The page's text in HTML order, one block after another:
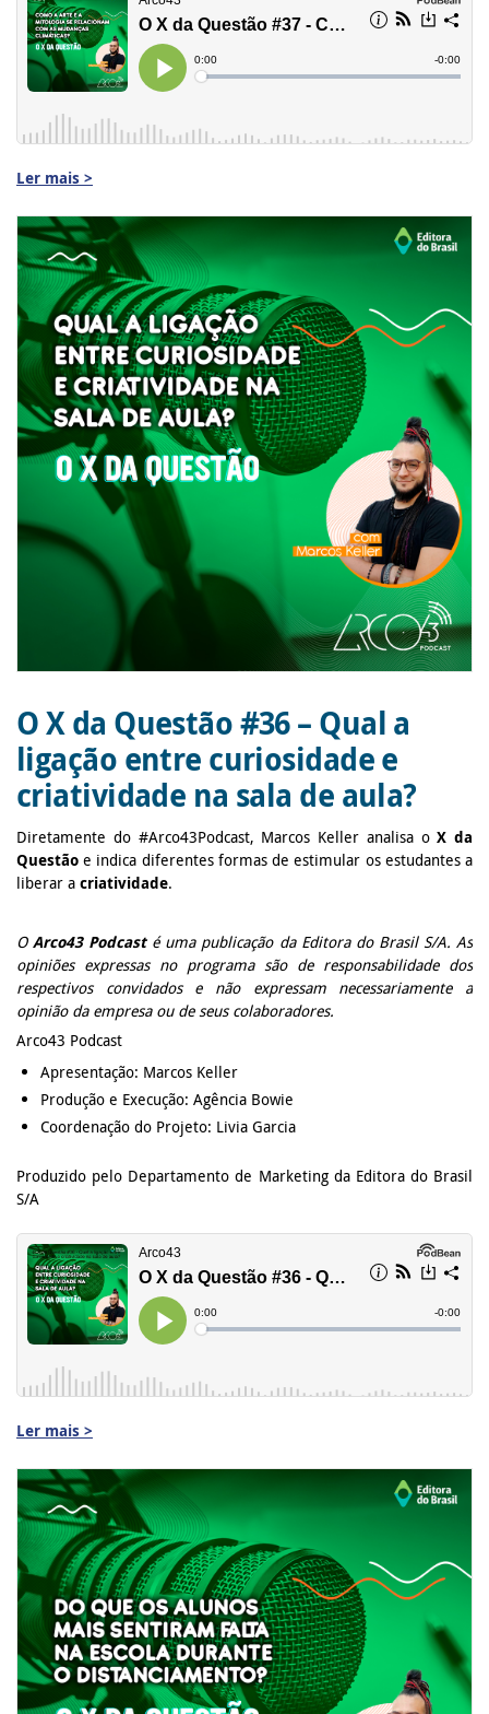
Ler mais >
O X da Questão #36 – Qual a
ligação entre curiosidade e
criatividade na sala de aula?
Diretamente do #Arco43Podcast, Marcos Keller analisa oX da
Questão e indica diferentes formas de estimular os estudantes a
liberar a criatividade.
OArco43 Podcasté uma publicação da Editora do Brasil S/A. As
opiniões expressas no programa são de responsabilidade dos
respectivos convidados e não expressam necessariamente a
opinião da empresa ou de seus colaboradores.
Arco43 Podcast
Apresentação: Marcos Keller
Produção e Execução: Agência Bowie
Coordenação do Projeto: Livia Garcia
Produzido pelo Departamento de Marketing da Editora do Brasil
S/A
Ler mais >